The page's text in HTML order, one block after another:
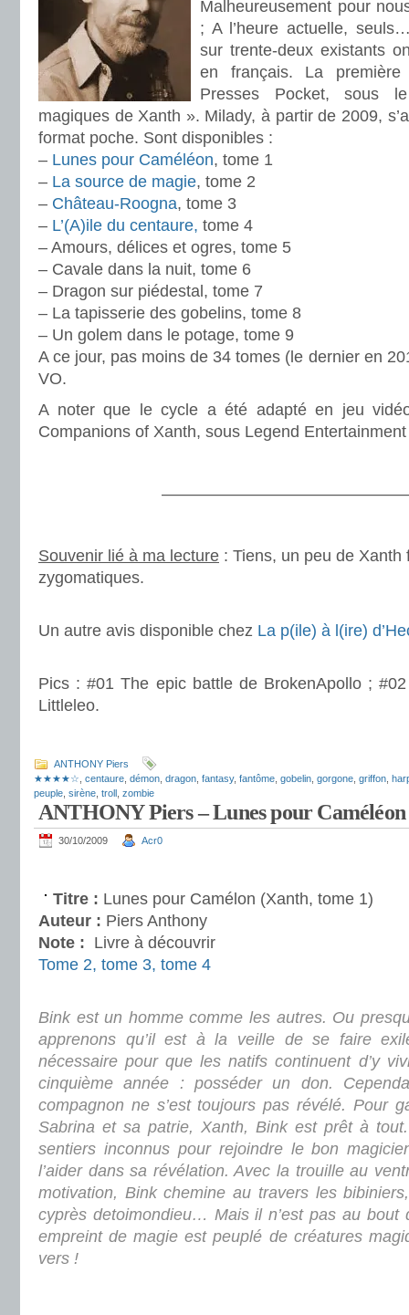
Malheureusement pour
; A l’heure actuelle,
sur trente-deux existants
en français. La
Presses Pocket, sous
magiques de Xanth ». Milady, à partir de 2009,
format poche. Sont disponibles :
– Lunes pour Caméléon, tome 1
– La source de magie, tome 2
– Château-Roogna, tome 3
– L’(A)ile du centaure, tome 4
– Amours, délices et ogres, tome 5
– Cavale dans la nuit, tome 6
– Dragon sur piédestal, tome 7
– La tapisserie des gobelins, tome 8
– Un golem dans le potage, tome 9
A ce jour, pas moins de 34 tomes (le dernier en
VO.
A noter que le cycle a été adapté en jeu
Companions of Xanth, sous Legend
Souvenir lié à ma lecture : Tiens, un peu de Xanth
zygomatiques.
Un autre avis disponible chez La p(ile) à l(ire)
Pics : #01 The epic battle de BrokenApollo ;
Littleleo.
ANTHONY Piers
★★★★☆ centaure démon dragon fantasy, fantôme gobelin gorgone griffon
peuple sirène troll zombie
ANTHONY Piers – Lunes pour Caméléon
30/10/2009 Acr0
Titre : Lunes pour Camélon (Xanth, tome 1)
Auteur : Piers Anthony
Note : Livre à découvrir
Tome 2, tome 3, tome 4
Bink est un homme comme les autres. Ou
apprenons qu’il est à la veille de se faire
nécessaire pour que les natifs continuent d’y
cinquième année : posséder un don.
compagnon ne s’est toujours pas révélé. Pour
Sabrina et sa patrie, Xanth, Bink est prêt à
sentiers inconnus pour rejoindre le bon
l’aider dans sa révélation. Avec la trouille au
motivation, Bink chemine au travers les
cyprès detoimondieu… Mais il n’est pas au bout
empreint de magie est peuplé de créatures
vers !